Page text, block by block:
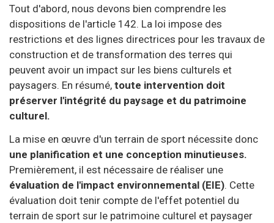
Tout d'abord, nous devons bien comprendre les
dispositions de l'article 142. La loi impose des
restrictions et des lignes directrices pour les travaux de
construction et de transformation des terres qui
peuvent avoir un impact sur les biens culturels et
paysagers. En résumé, toute intervention doit
préserver l'intégrité du paysage et du patrimoine
culturel.
La mise en œuvre d'un terrain de sport nécessite donc
une planification et une conception minutieuses.
Premièrement, il est nécessaire de réaliser une
évaluation de l'impact environnemental (EIE). Cette
évaluation doit tenir compte de l'effet potentiel du
terrain de sport sur le patrimoine culturel et paysager